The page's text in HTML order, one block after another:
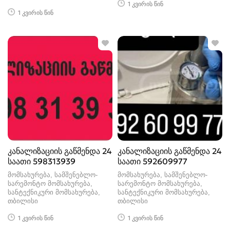
1 კვირის წინ
1 კვირის წინ
კანალიზაციის გაწმენდა 24
საათი 598313939
მომსახურება, სამშენებლო-
სარემონტო მომსახურება,
სანტექნიკური მომსახურება
თბილისი
1 კვირის წინ
კანალიზაციის გაწმენდა 24
საათი 592609977
მომსახურება, სამშენებლო-
სარემონტო მომსახურება,
სანტექნიკური მომსახურება
თბილისი
1 კვირის წინ